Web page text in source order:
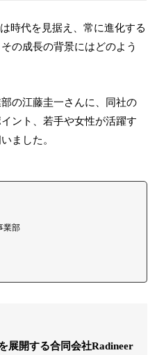
時代を見据え、常に進化する
の成長の背景にはどのよう
の江藤圭一さんに、同社の
ント、若手や女性が活躍す
ました。
業部
展開する合同会社Radineer